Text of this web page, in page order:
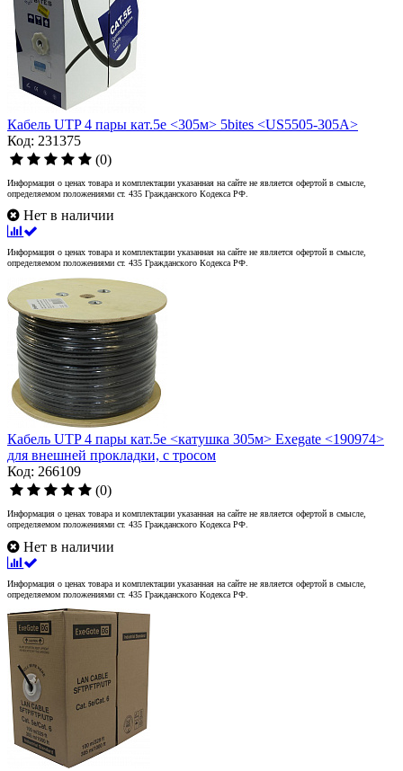
Кабель UTP 4 пары кат.5e <305м> 5bites <US5505-305A>
Код: 231375
(0)
Информация о ценах товара и комплектации указанная на сайте не является офертой в смысле,
определяемом положениями ст. 435 Гражданского Кодекса РФ.
Нет в наличии
Информация о ценах товара и комплектации указанная на сайте не является офертой в смысле,
определяемом положениями ст. 435 Гражданского Кодекса РФ.
Кабель UTP 4 пары кат.5e <катушка 305м> Exegate <190974>
для внешней прокладки, с тросом
Код: 266109
(0)
Информация о ценах товара и комплектации указанная на сайте не является офертой в смысле,
определяемом положениями ст. 435 Гражданского Кодекса РФ.
Нет в наличии
Информация о ценах товара и комплектации указанная на сайте не является офертой в смысле,
определяемом положениями ст. 435 Гражданского Кодекса РФ.